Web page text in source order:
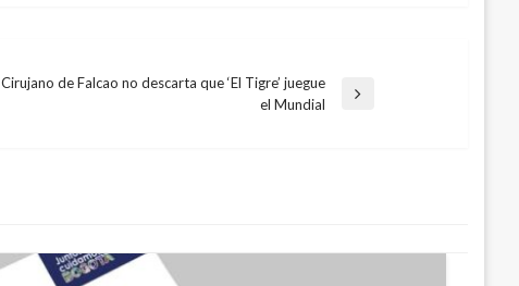
Cirujano de Falcao no descarta que ‘El Tigre’ juegue
el Mundial